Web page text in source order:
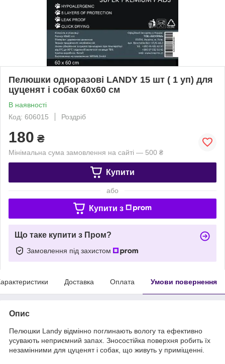
Пелюшки одноразові LANDY 15 шт ( 1 уп) для
цуценят і собак 60х60 см
В наявності
Код: 606015
Роздріб
180 ₴
Мінімальна сума замовлення на сайті — 500 ₴
Купити
або
Купити з
Що таке купити з Пром?
Замовлення під захистом
Доставка Оплата Умови повернення
Опис
Пелюшки Landy відмінно поглинають вологу та ефективно
усувають неприємний запах. Зносостійка поверхня робить їх
незамінними для цуценят і собак, що живуть у приміщенні.